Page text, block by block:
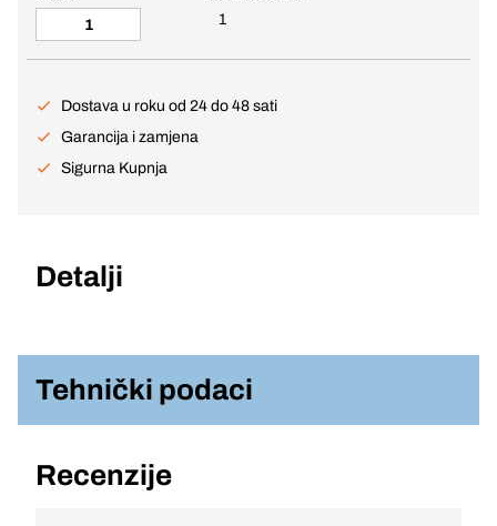
1
Dostava u roku od 24 do 48 sati
Garancija i zamjena
Sigurna Kupnja
Detalji
Tehnički podaci
Recenzije